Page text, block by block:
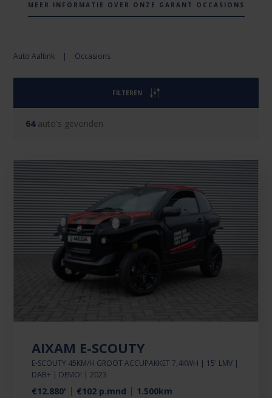
MEER INFORMATIE OVER ONZE GARANT OCCASIONS
Auto Aaltink | Occasions
FILTEREN
64 auto's gevonden
AIXAM E-SCOUTY
E-SCOUTY 45KM/H GROOT ACCUPAKKET 7,4KWH | 15' LMV |
DAB+ | DEMO! | 2023
€12.880' €102 p.mnd 1.500km